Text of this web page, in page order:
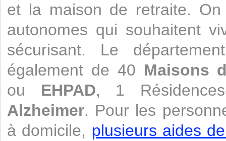
et la maison de retraite.
autonomes qui souhaitent
sécurisant. Le
également de 40 Maisons
ou EHPAD, 1
Alzheimer. Pour les
à domicile, plusieurs aides